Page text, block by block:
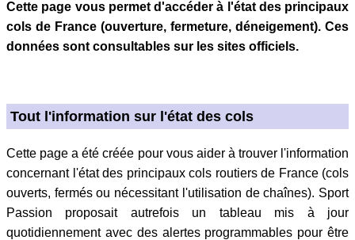
Cette page vous permet d'accéder à l'état des principaux
cols de France (ouverture, fermeture, déneigement). Ces
données sont consultables sur les sites officiels.
Tout l'information sur l'état des cols
Cette page a été créée pour vous aider à trouver l'information
concernant l'état des principaux cols routiers de France (cols
ouverts, fermés ou nécessitant l'utilisation de chaînes). Sport
Passion proposait autrefois un tableau mis à jour
quotidiennement avec des alertes programmables pour être